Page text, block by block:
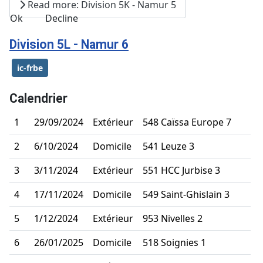
Read more: Division 5K - Namur 5
Division 5L - Namur 6
ic-frbe
Calendrier
1 29/09/2024 Extérieur
548 Caïssa Europe 7
2
6/10/2024 Domicile
541 Leuze 3
3
3/11/2024 Extérieur
551 HCC Jurbise 3
4
17/11/2024 Domicile
549 Saint-Ghislain 3
5
1/12/2024 Extérieur
953 Nivelles 2
6
26/01/2025 Domicile
518 Soignies 1
Ok Decline